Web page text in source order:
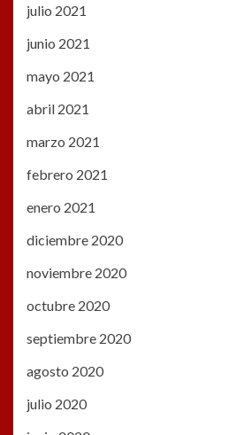
julio 2021
junio 2021
mayo 2021
abril 2021
marzo 2021
febrero 2021
enero 2021
diciembre 2020
noviembre 2020
octubre 2020
septiembre 2020
agosto 2020
julio 2020